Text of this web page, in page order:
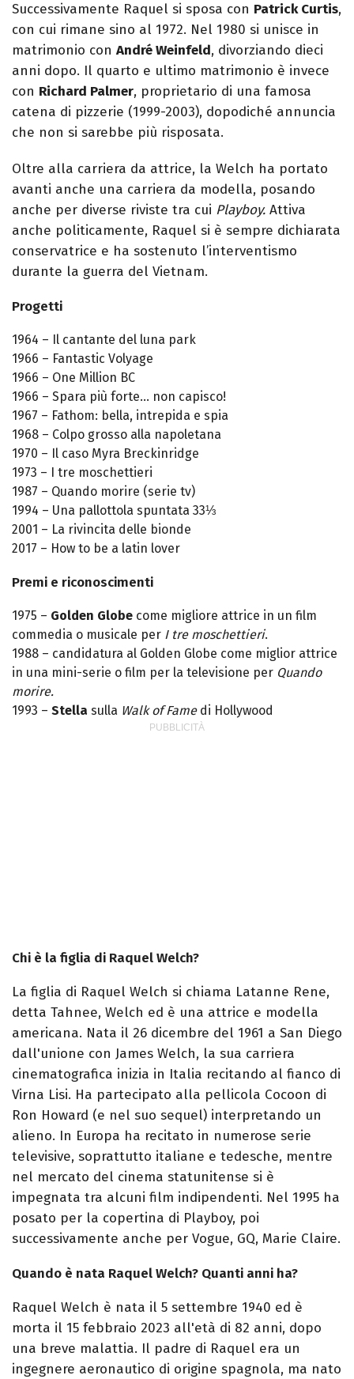
Successivamente Raquel si sposa con Patrick Curtis,
con cui rimane sino al 1972. Nel 1980 si unisce in
matrimonio con André Weinfeld, divorziando dieci
anni dopo. Il quarto e ultimo matrimonio è invece
con Richard Palmer, proprietario di una famosa
catena di pizzerie (1999-2003), dopodiché annuncia
che non si sarebbe più risposata.
Oltre alla carriera da attrice, la Welch ha portato
avanti anche una carriera da modella, posando
anche per diverse riviste tra cui Playboy. Attiva
anche politicamente, Raquel si è sempre dichiarata
conservatrice e ha sostenuto l’interventismo
durante la guerra del Vietnam.
Progetti
1964 – Il cantante del luna park
1966 – Fantastic Volyage
1966 – One Million BC
1966 – Spara più forte… non capisco!
1967 – Fathom: bella, intrepida e spia
1968 – Colpo grosso alla napoletana
1970 – Il caso Myra Breckinridge
1973 – I tre moschettieri
1987 – Quando morire (serie tv)
1994 – Una pallottola spuntata 33⅓
2001 – La rivincita delle bionde
2017 – How to be a latin lover
Premi e riconoscimenti
1975 – Golden Globe come migliore attrice in un film
commedia o musicale per I tre moschettieri.
1988 – candidatura al Golden Globe come miglior attrice
in una mini-serie o film per la televisione per Quando
morire.
1993 – Stella sulla Walk of Famedi Hollywood
Chi è la figlia di Raquel Welch?
La figlia di Raquel Welch si chiama Latanne Rene,
detta Tahnee, Welch ed è una attrice e modella
americana. Nata il 26 dicembre del 1961 a San Diego
dall'unione con James Welch, la sua carriera
cinematografica inizia in Italia recitando al fianco di
Virna Lisi. Ha partecipato alla pellicola Cocoon di
Ron Howard (e nel suo sequel) interpretando un
alieno. In Europa ha recitato in numerose serie
televisive, soprattutto italiane e tedesche, mentre
nel mercato del cinema statunitense si è
impegnata tra alcuni film indipendenti. Nel 1995 ha
posato per la copertina di Playboy, poi
successivamente anche per Vogue, GQ, Marie Claire.
Quando è nata Raquel Welch? Quanti anni ha?
Raquel Welch è nata il 5 settembre 1940 ed è
morta il 15 febbraio 2023 all'età di 82 anni, dopo
una breve malattia. Il padre di Raquel era un
ingegnere aeronautico di origine spagnola, ma nato